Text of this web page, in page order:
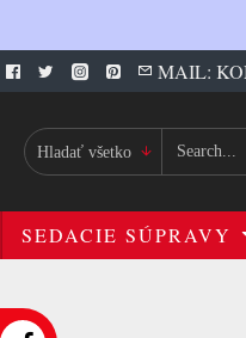
MAIL:
Hladať všetko
SEDACIE SÚPRAVY